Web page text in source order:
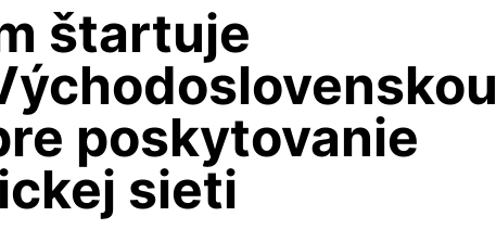
štartuje
poskytovanie
sieti